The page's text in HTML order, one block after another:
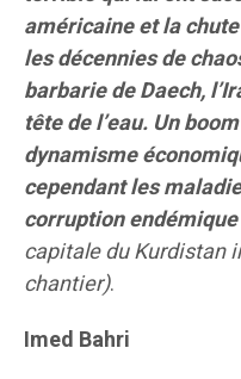
américaine et la
les décennies de
barbarie de Daech,
tête de l’eau. Un
dynamisme
cependant les
corruption
capitale du Kurdistan
chantier).
Imed Bahri